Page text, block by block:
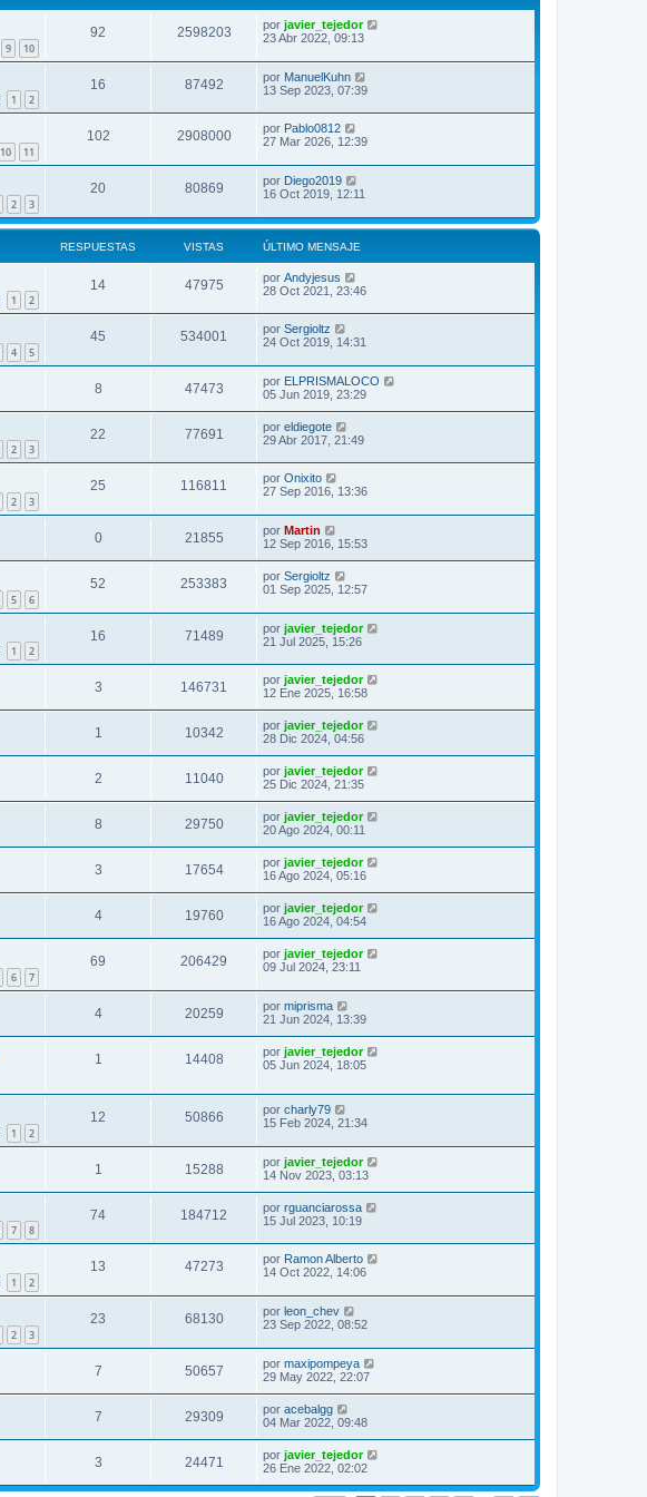
9 10
92 2598203 por javier_tejedor
23 Abr 2022, 09:13
1 2
16 87492 por ManuelKuhn
13 Sep 2023, 07:39
10 11
102 2908000 por Pablo0812
27 Mar 2026, 12:39
2 3
20 80869 por Diego2019
16 Oct 2019, 12:11
RESPUESTAS VISTAS ÚLTIMO MENSAJE
1 2
14 47975 por Andyjesus
28 Oct 2021, 23:46
4 5
45 534001 por Sergioltz
24 Oct 2019, 14:31
8 47473 por ELPRISMALOCO
05 Jun 2019, 23:29
2 3
22 77691 por eldiegote
29 Abr 2017, 21:49
2 3
25 116811 por Onixito
27 Sep 2016, 13:36
0 21855 por Martin
12 Sep 2016, 15:53
5 6
52 253383 por Sergioltz
01 Sep 2025, 12:57
1 2
16 71489 por javier_tejedor
21 Jul 2025, 15:26
3 146731 por javier_tejedor
12 Ene 2025, 16:58
1 10342 por javier_tejedor
28 Dic 2024, 04:56
2 11040 por javier_tejedor
25 Dic 2024, 21:35
8 29750 por javier_tejedor
20 Ago 2024, 00:11
3 17654 por javier_tejedor
16 Ago 2024, 05:16
4 19760 por javier_tejedor
16 Ago 2024, 04:54
6 7
69 206429 por javier_tejedor
09 Jul 2024, 23:11
4 20259 por miprisma
21 Jun 2024, 13:39
1 14408 por javier_tejedor
05 Jun 2024, 18:05
1 2
12 50866 por charly79
15 Feb 2024, 21:34
1 15288 por javier_tejedor
14 Nov 2023, 03:13
7 8
74 184712 por rguanciarossa
15 Jul 2023, 10:19
1 2
13 47273 por Ramon Alberto
14 Oct 2022, 14:06
2 3
23 68130 por leon_chev
23 Sep 2022, 08:52
7 50657 por maxipompeya
29 May 2022, 22:07
7 29309 por acebalgg
04 Mar 2022, 09:48
3 24471 por javier_tejedor
26 Ene 2022, 02:02